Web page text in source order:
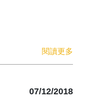
閱讀更多
07/12/2018